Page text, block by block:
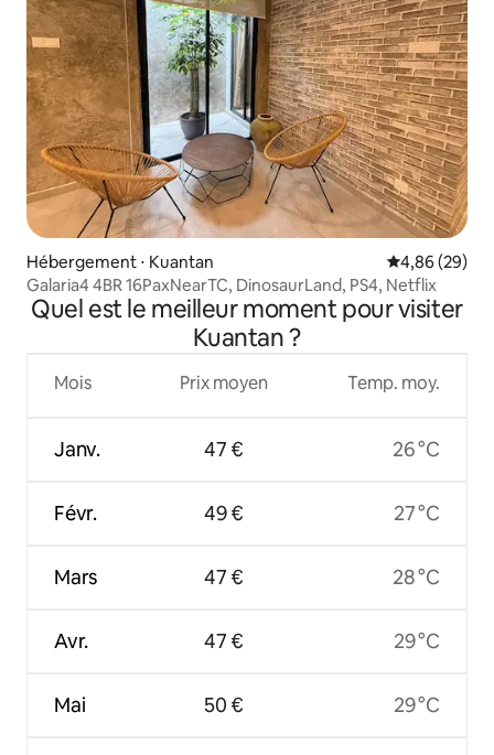
Hébergement ⋅ Kuantan Évaluation
4,86 (29)
Galaria4 4BR 16PaxNearTC, DinosaurLand, PS4, Netflix
Quel est le meilleur moment pour visiter
Kuantan ?
Mois
Janv.
Févr.
Mars
Avr.
Mai
Prix moyen
47 €
49 €
47 €
47 €
50 €
Temp. moy.
26 °C
27 °C
28 °C
29 °C
29 °C